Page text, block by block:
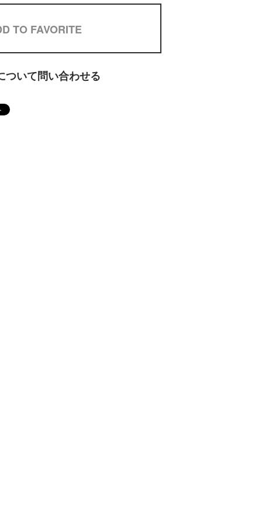
TO FAVORITE
ついて問い合わせる